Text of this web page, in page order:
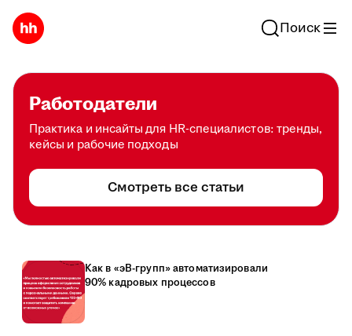
Поиск
Работодатели
Практика и инсайты для HR-специалистов: тренды,
кейсы и рабочие подходы
Смотреть все статьи
Как в «эВ-групп» автоматизировали
90% кадровых процессов